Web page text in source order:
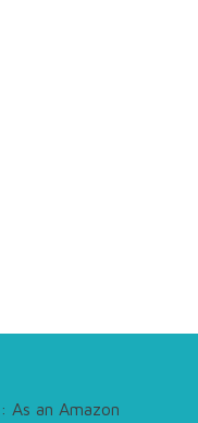
As an Amazon